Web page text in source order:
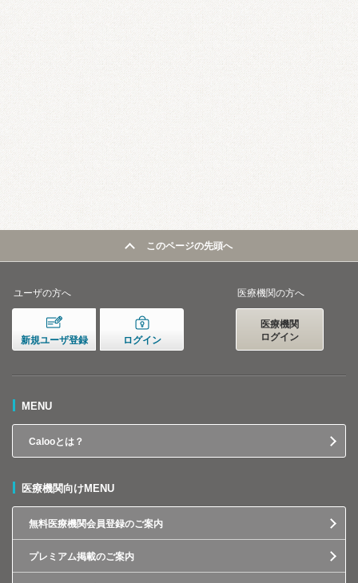
このページの先頭へ
ユーザの方へ
新規ユーザ登録 ログイン
医療機関の方へ
医療機関
ログイン
MENU
Calooとは？
医療機関向けMENU
無料医療機関会員登録のご案内
プレミアム掲載のご案内